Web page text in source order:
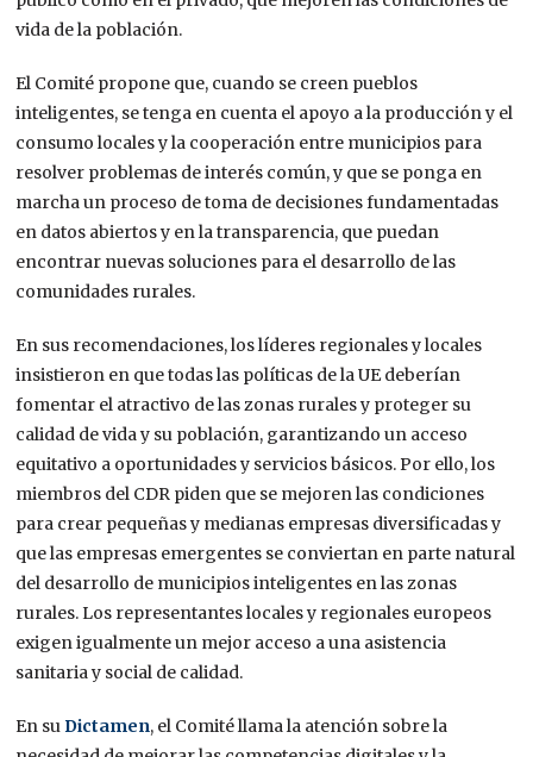
vida de la población.
El Comité propone que, cuando se creen pueblos
inteligentes, se tenga en cuenta el apoyo a la producción y el
consumo locales y la cooperación entre municipios para
resolver problemas de interés común, y que se ponga en
marcha un proceso de toma de decisiones fundamentadas
en datos abiertos y en la transparencia, que puedan
encontrar nuevas soluciones para el desarrollo de las
comunidades rurales.
En sus recomendaciones, los líderes regionales y locales
insistieron en que todas las políticas de la UE deberían
fomentar el atractivo de las zonas rurales y proteger su
calidad de vida y su población, garantizando un acceso
equitativo a oportunidades y servicios básicos. Por ello, los
miembros del CDR piden que se mejoren las condiciones
para crear pequeñas y medianas empresas diversificadas y
que las empresas emergentes se conviertan en parte natural
del desarrollo de municipios inteligentes en las zonas
rurales. Los representantes locales y regionales europeos
exigen igualmente un mejor acceso a una asistencia
sanitaria y social de calidad.
En suDictamen, el Comité llama la atención sobre la